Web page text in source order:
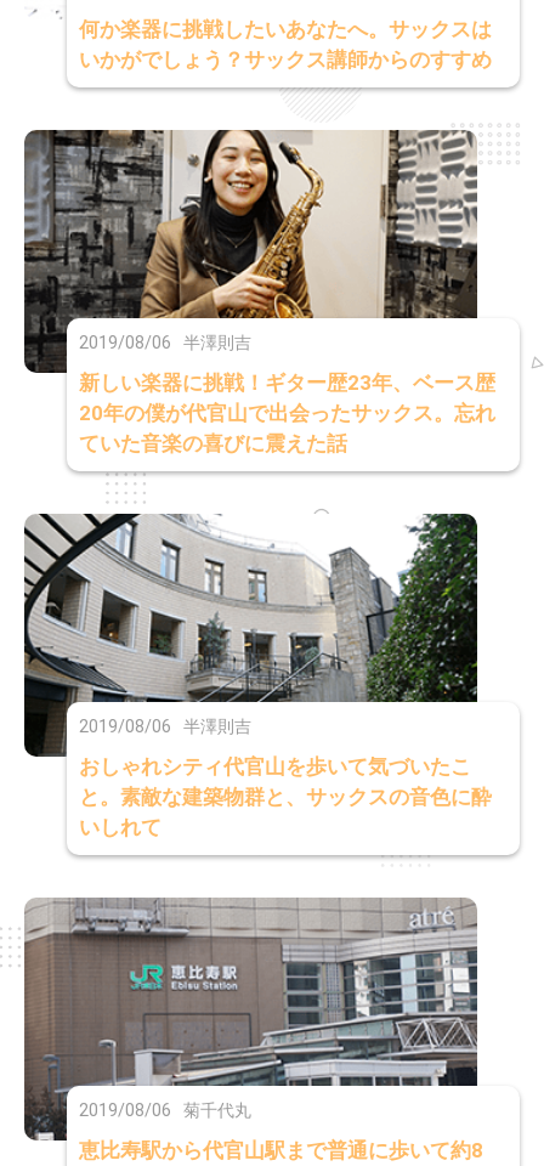
何か楽器に挑戦したいあなたへ。サックスは
いかがでしょう？サックス講師からのすすめ
2019/08/06 半澤則吉
新しい楽器に挑戦！ギター歴23年、ベース歴
20年の僕が代官山で出会ったサックス。忘れ
ていた音楽の喜びに震えた話
2019/08/06 半澤則吉
おしゃれシティ代官山を歩いて気づいたこ
と。素敵な建築物群と、サックスの音色に酔
いしれて
2019/08/06 菊千代丸
恵比寿駅から代官山駅まで普通に歩いて約8